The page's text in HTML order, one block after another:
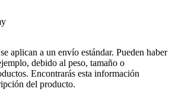
aplican a un envío estándar. Pueden haber
debido al peso, tamaño o
Encontrarás esta información
del producto.